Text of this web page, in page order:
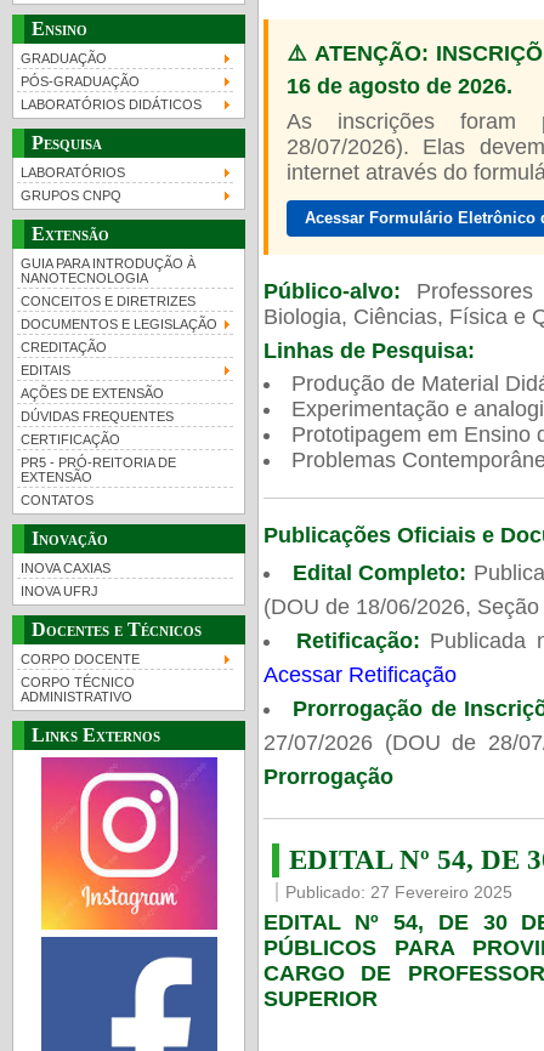
Ensino
GRADUAÇÃO
PÓS-GRADUAÇÃO
LABORATÓRIOS DIDÁTICOS
Pesquisa
LABORATÓRIOS
GRUPOS CNPQ
Extensão
GUIA PARA INTRODUÇÃO À
NANOTECNOLOGIA
CONCEITOS E DIRETRIZES
DOCUMENTOS E LEGISLAÇÃO
CREDITAÇÃO
EDITAIS
AÇÕES DE EXTENSÃO
DÚVIDAS FREQUENTES
CERTIFICAÇÃO
PR5 - PRÓ-REITORIA DE
EXTENSÃO
CONTATOS
Inovação
INOVA CAXIAS
INOVA UFRJ
Docentes e Técnicos
CORPO DOCENTE
CORPO TÉCNICO
ADMINISTRATIVO
Links Externos
⚠️ ATENÇÃO:
16 de agosto de 2026.
As inscrições foram
28/07/2026). Elas
internet através do
Acessar Formulário
Público-alvo:
Biologia, Ciências, Física e
Linhas de Pesquisa:
Produção de Material
Experimentação e
Prototipagem em Ensino
Problemas
Publicações Oficiais e
Edital Completo:
(DOU de 18/06/2026,
Retificação: Publicada
Acessar Retificação
Prorrogação de
27/07/2026 (DOU de 28/
Prorrogação
EDITAL Nº 54, DE
Publicado: 27 Fevereiro 2025
EDITAL Nº 54, DE 30
PÚBLICOS PARA
CARGO DE
SUPERIOR